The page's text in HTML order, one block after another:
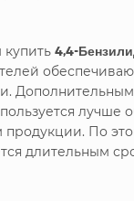
4,4-
лучше
продукции. По
длительным